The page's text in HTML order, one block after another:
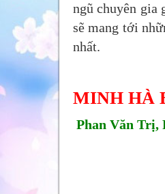
ngũ chuyên gia
sẽ mang tới
nhất.
MINH HÀ
Phan Văn Trị,